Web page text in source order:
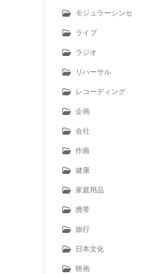
モジュラーシンセ
ライブ
ラジオ
リハーサル
レコーディング
企画
会社
作曲
健康
家庭用品
携帯
旅行
日本文化
映画